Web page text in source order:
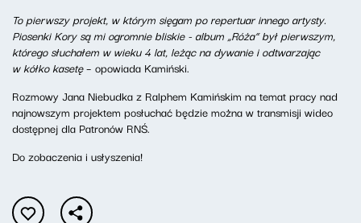
To pierwszy projekt, w którym sięgam po repertuar innego artysty.
Piosenki Kory są mi ogromnie bliskie - album „Róża” był pierwszym,
którego słuchałem w wieku 4 lat, leżąc na dywanie i odtwarzając
w kółko kasetę– opowiada Kamiński.
Rozmowy Jana Niebudka z Ralphem Kamińskim na temat pracy nad
najnowszym projektem posłuchać będzie można w transmisji wideo
dostępnej dla Patronów RNŚ.
Do zobaczenia i usłyszenia!